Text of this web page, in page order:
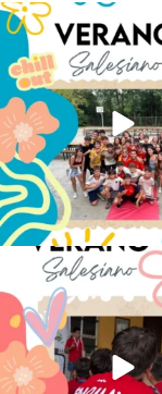
Los alumnos de 6º de
de la ESO...
145
No hay verano sin que
💫 en Luz 4
...